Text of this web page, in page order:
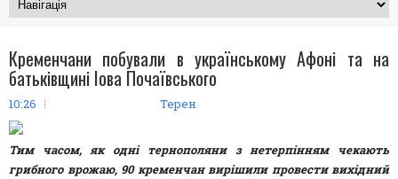
Кременчани побували в українському Афоні та на
батьківщині Іова Почаївського
10:26 Терен
Тим часом, як одні тернополяни з нетерпінням чекають
грибного врожаю, 90 кременчан вирішили провести вихідний